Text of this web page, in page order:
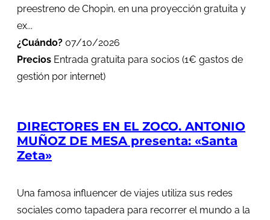
preestreno de Chopin, en una proyección gratuita y
ex...
¿Cuándo? 07/10/2026
Precios Entrada gratuita para socios (1€ gastos de
gestión por internet)
DIRECTORES EN EL ZOCO. ANTONIO
MUÑOZ DE MESA presenta: «Santa
Zeta»
Una famosa influencer de viajes utiliza sus redes
sociales como tapadera para recorrer el mundo a la